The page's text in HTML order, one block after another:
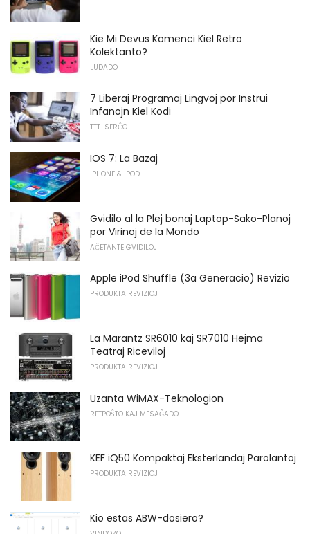
Kie Mi Devus Komenci Kiel Retro
Kolektanto?
LUDADO
7 Liberaj Programaj Lingvoj por Instrui
Infanojn Kiel Kodi
TTT-SERĈO
IOS 7: La Bazaj
IPHONE & IPOD
Gvidilo al la Plej bonaj Laptop-Sako-Planoj
por Virinoj de la Mondo
AĈETANTE GVIDILOJ
Apple iPod Shuffle (3a Generacio) Revizio
PRODUKTA REVIZIOJ
La Marantz SR6010 kaj SR7010 Hejma
Teatraj Riceviloj
PRODUKTA REVIZIOJ
Uzanta WiMAX-Teknologion
RETPOŜTO KAJ MESAĜADO
KEF iQ50 Kompaktaj Eksterlandaj Parolantoj
PRODUKTA REVIZIOJ
Kio estas ABW-dosiero?